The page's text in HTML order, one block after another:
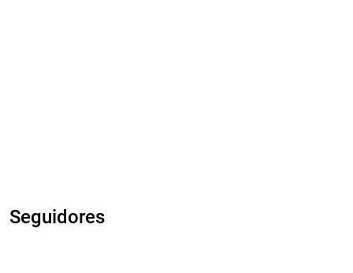
Seguidores